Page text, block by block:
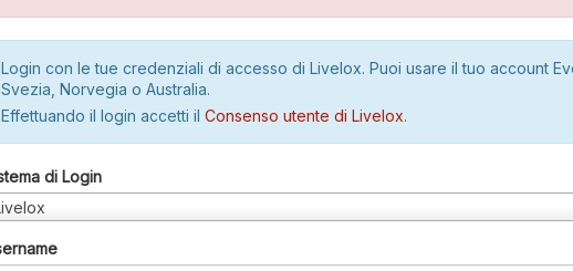
Login con le tue credenziali di accesso di Livelox. Puoi usare il tuo account
Svezia, Norvegia o Australia.
Effettuando il login accetti il Consenso utente di Livelox.
di Login